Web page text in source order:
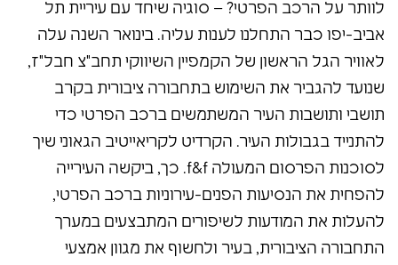
לוותר על הרכב הפרטי? – סוגיה שיחד עם עיריית תל
אביב-יפו כבר התחלנו לענות עליה. בינואר השנה עלה
לאוויר הגל הראשון של הקמפיין השיווקי תחב"צ חבל"ז,
שנועד להגביר את השימוש בתחבורה ציבורית בקרב
תושבי ותושבות העיר המשתמשים ברכב הפרטי כדי
להתנייד בגבולות העיר. הקרדיט לקריאייטיב הגאוני שיך
לסוכנות הפרסום המעולה f&f. כך, ביקשה העירייה
להפחית את הנסיעות הפנים-עירוניות ברכב הפרטי,
להעלות את המודעות לשיפורים המתבצעים במערך
התחבורה הציבורית, בעיר ולחשוף את מגוון אמצעי